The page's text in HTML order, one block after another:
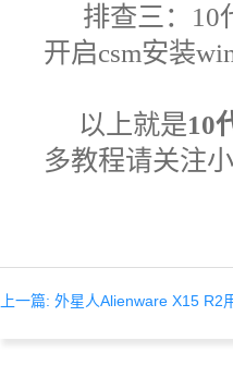
排查三：10
开启csm安装
以上就是10
多教程请关注
上一篇: 外星人Alienware X15 R2